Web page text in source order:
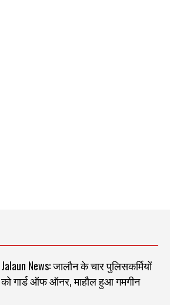
Jalaun News: जालौन के चार पुलिसकर्मियों
को गार्ड ऑफ ऑनर, माहौल हुआ गमगीन